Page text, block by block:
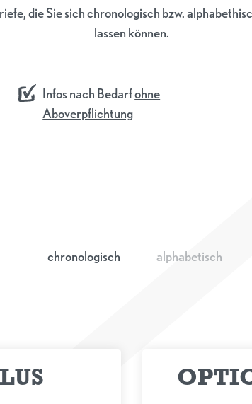
die Sie sich chronologisch bzw.
lassen können.
Infos nach Bedarfohne
Aboverpflichtung
chronologisch alphabetisch